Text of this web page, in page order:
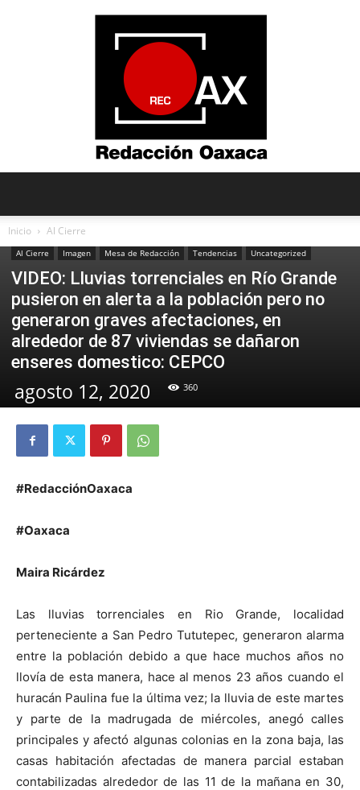
Oaxaca
Inicio Al Cierre
Al Cierre Imagen Mesa de Redacción Tendencias Uncategorized
VIDEO: Lluvias torrenciales en Río Grande
pusieron en alerta a la población pero no
generaron graves afectaciones, en
alrededor de 87 viviendas se dañaron
enseres domestico: CEPCO
agosto 12, 2020 360
#RedacciónOaxaca
#Oaxaca
Maira Ricárdez
Las lluvias torrenciales en Rio Grande, localidad
perteneciente a San Pedro Tututepec, generaron alarma
entre la población debido a que hace muchos años no
llovía de esta manera, hace al menos 23 años cuando el
huracán Paulina fue la última vez; la lluvia de este martes
y parte de la madrugada de miércoles, anegó calles
principales y afectó algunas colonias en la zona baja, las
casas habitación afectadas de manera parcial estaban
contabilizadas alrededor de las 11 de la mañana en 30,